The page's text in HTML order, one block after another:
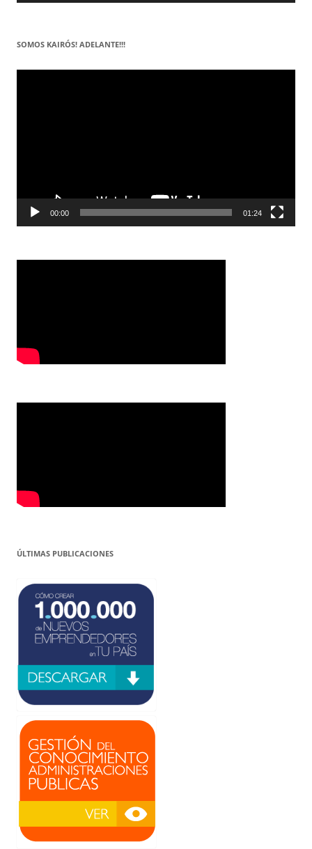
SOMOS KAIRÓS! ADELANTE!!!
Reproductor
00:00 01:24
ÚLTIMAS PUBLICACIONES